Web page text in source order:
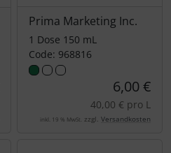
Prima Marketing Inc.
1 Dose 150 mL
Code: 968816
6,00 €
40,00 € pro L
inkl. 19 % MwSt. zzgl. Versandkosten